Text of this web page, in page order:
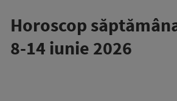
Horoscop
8-14 iunie 2026